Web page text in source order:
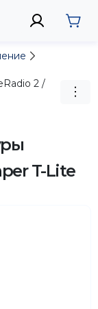
2 /
T-Lite